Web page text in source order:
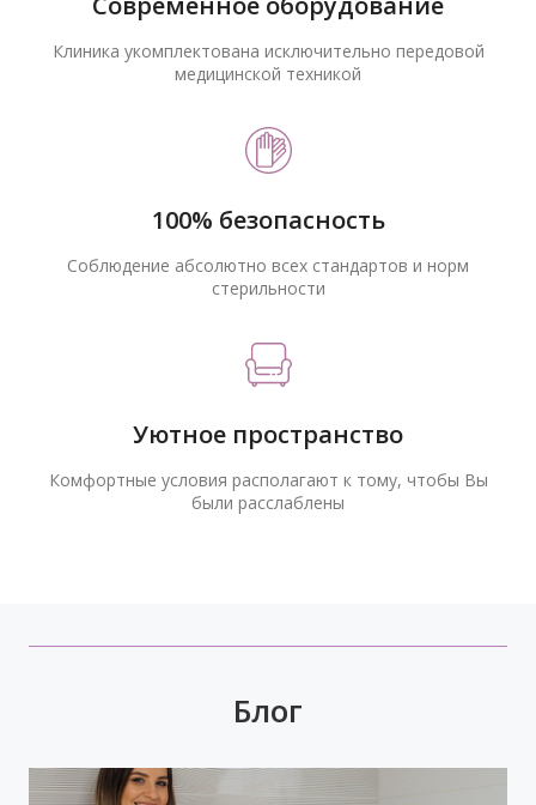
Клиника укомплектована исключительно передовой
медицинской техникой
100% безопасность
Соблюдение абсолютно всех стандартов и норм
стерильности
Уютное пространство
Комфортные условия располагают к тому, чтобы Вы
были расслаблены
Блог